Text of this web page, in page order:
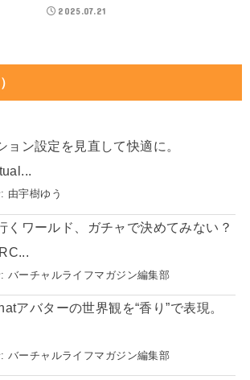
2025.07.21
ョン設定を見直して快適に。
由宇樹ゆう
くワールド、ガチャで決めてみない？
バーチャルライフマガジン編集部
アバターの世界観を“香り”で表現。
バーチャルライフマガジン編集部